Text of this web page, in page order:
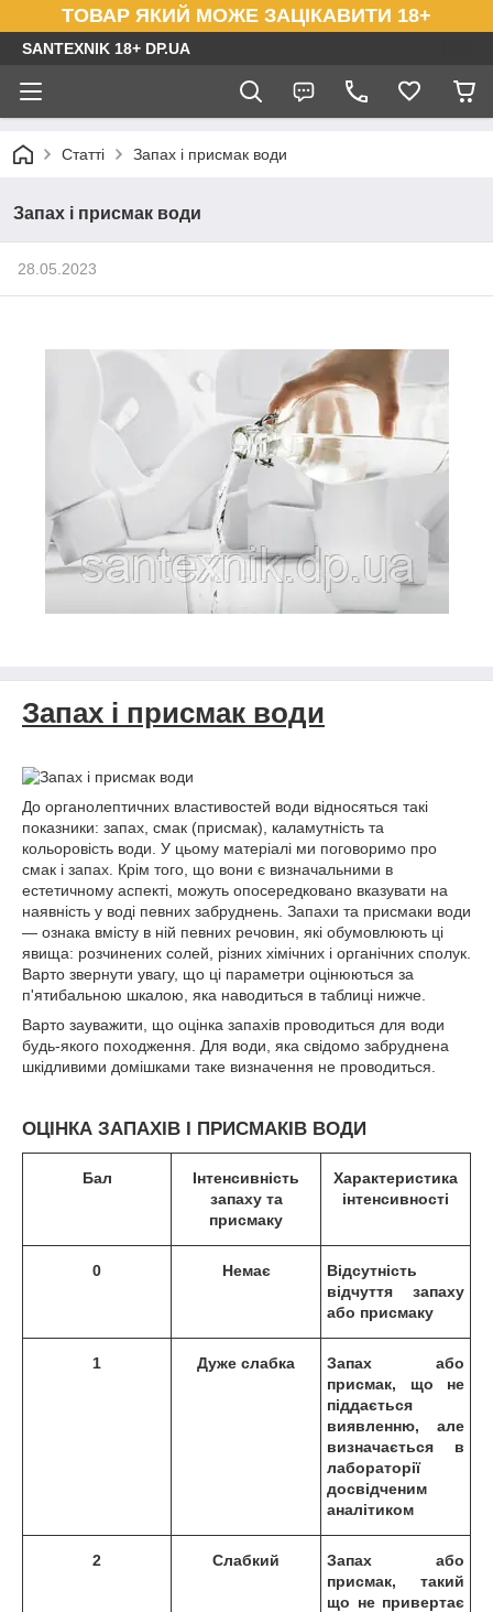
ТОВАР ЯКИЙ МОЖЕ ЗАЦІКАВИТИ 18+
SANTEXNIK 18+ DP.UA
Статті Запах і присмак води
Запах і присмак води
28.05.2023
Запах і присмак води
До органолептичних властивостей води відносяться такі
показники: запах, смак (присмак), каламутність та
кольоровість води. У цьому матеріалі ми поговоримо про
смак і запах. Крім того, що вони є визначальними в
естетичному аспекті, можуть опосередковано вказувати на
наявність у воді певних забруднень. Запахи та присмаки води
— ознака вмісту в ній певних речовин, які обумовлюють ці
явища: розчинених солей, різних хімічних і органічних сполук.
Варто звернути увагу, що ці параметри оцінюються за
п'ятибальною шкалою, яка наводиться в таблиці нижче.
Варто зауважити, що оцінка запахів проводиться для води
будь-якого походження. Для води, яка свідомо забруднена
шкідливими домішками таке визначення не проводиться.
ОЦІНКА ЗАПАХІВ І ПРИСМАКІВ ВОДИ
Бал
Інтенсивність
запаху та
присмаку
Характеристика
інтенсивності
0 Немає
Відсутність
відчуття запаху
або присмаку
1 Дуже слабка
Запах або
присмак, що не
піддається
виявленню, але
визначається в
лабораторії
досвідченим
аналітиком
2 Слабкий
Запах або
присмак, такий
що не привертає